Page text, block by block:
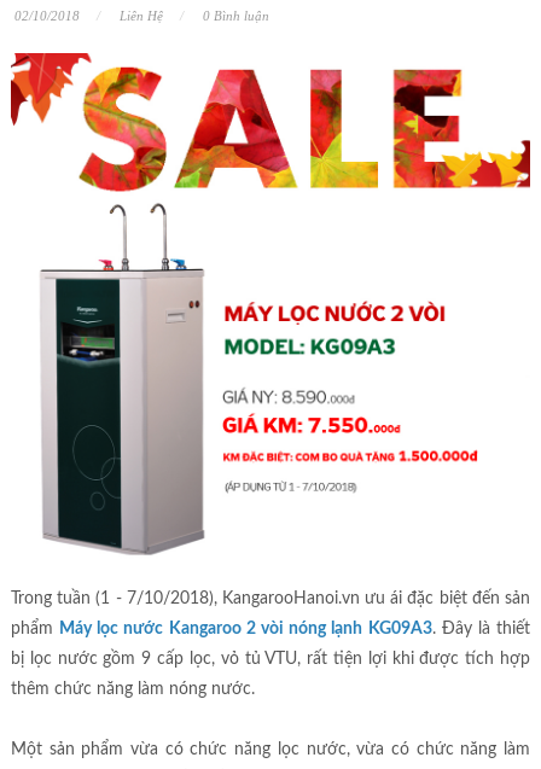
02/10/2018 Liên Hệ 0 Bình luận
Trong tuần (1 - 7/10/2018), KangarooHanoi.vn ưu ái đặc biệt đến sản
phẩm Máy lọc nước Kangaroo 2 vòi nóng lạnh KG09A3. Đây là thiết
bị lọc nước gồm 9 cấp lọc, vỏ tủ VTU, rất tiện lợi khi được tích hợp
thêm chức năng làm nóng nước.
Một sản phẩm vừa có chức năng lọc nước, vừa có chức năng làm